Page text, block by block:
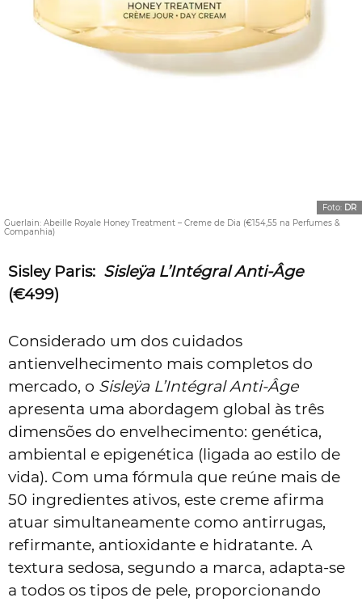
Guerlain: Abeille Royale Honey Treatment – Creme de Dia (€154,55 na Perfumes &
Companhia)
Foto: DR
Sisley Paris: Sisleÿa L’Intégral Anti-Âge
(€499)
Considerado um dos cuidados
antienvelhecimento mais completos do
mercado, o Sisleÿa L’Intégral Anti-Âge
apresenta uma abordagem global às três
dimensões do envelhecimento: genética,
ambiental e epigenética (ligada ao estilo de
vida). Com uma fórmula que reúne mais de
50 ingredientes ativos, este creme afirma
atuar simultaneamente como antirrugas,
refirmante, antioxidante e hidratante. A
textura sedosa, segundo a marca, adapta-se
a todos os tipos de pele, proporcionando